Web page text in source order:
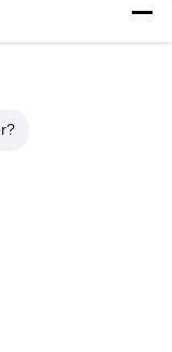
उपयोग के लिए
एयर मशीन वाणिज्यिक